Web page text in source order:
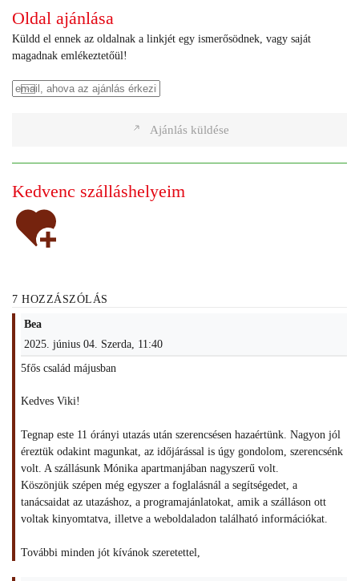
Oldal ajánlása
Küldd el ennek az oldalnak a linkjét egy ismerősödnek, vagy saját
magadnak emlékeztetőül!
Ajánlás küldése
Kedvenc szálláshelyeim
7 HOZZÁSZÓLÁS
Bea
2025. június 04. Szerda, 11:40
5fős család májusban
Kedves Viki!
Tegnap este 11 órányi utazás után szerencsésen hazaértünk. Nagyon jól
éreztük odakint magunkat, az időjárással is úgy gondolom, szerencsénk
volt. A szállásunk Mónika apartmanjában nagyszerű volt.
Köszönjük szépen még egyszer a foglalásnál a segítségedet, a
tanácsaidat az utazáshoz, a programajánlatokat, amik a szálláson ott
voltak kinyomtatva, illetve a weboldaladon található információkat.
További minden jót kívánok szeretettel,